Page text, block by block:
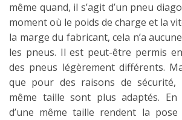
même quand, il s’agit d’un pneu
moment où le poids de charge et la
la marge du fabricant, cela n’a
les pneus. Il est peut-être permis
des pneus légèrement différents.
que pour des raisons de sécurité,
même taille sont plus adaptés.
d’une même taille rendent la